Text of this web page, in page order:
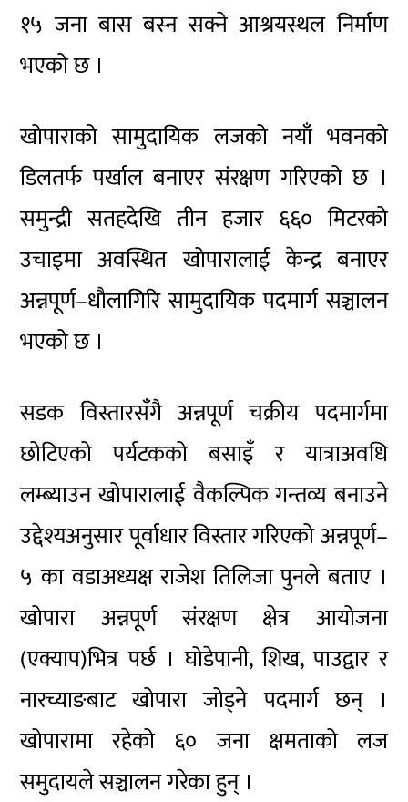
१५ जना बास बस्न सक्ने आश्रयस्थल निर्माण
भएको छ ।
खोपाराको सामुदायिक लजको नयाँ भवनको
डिलतर्फ पर्खाल बनाएर संरक्षण गरिएको छ ।
समुन्द्री सतहदेखि तीन हजार ६६० मिटरको
उचाइमा अवस्थित खोपारालाई केन्द्र बनाएर
अन्नपूर्ण–धौलागिरि सामुदायिक पदमार्ग सञ्चालन
भएको छ ।
सडक विस्तारसँगै अन्नपूर्ण चक्रीय पदमार्गमा
छोटिएको पर्यटकको बसाइँ र यात्राअवधि
लम्ब्याउन खोपारालाई वैकल्पिक गन्तव्य बनाउने
उद्देश्यअनुसार पूर्वाधार विस्तार गरिएको अन्नपूर्ण–
५ का वडाअध्यक्ष राजेश तिलिजा पुनले बताए ।
खोपारा अन्नपूर्ण संरक्षण क्षेत्र आयोजना
(एक्याप)भित्र पर्छ । घोडेपानी, शिख, पाउद्वार र
नारच्याङबाट खोपारा जोड्ने पदमार्ग छन् ।
खोपारामा रहेको ६० जना क्षमताको लज
समुदायले सञ्चालन गरेका हुन् ।